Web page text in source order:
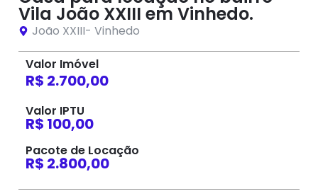
Vila João XXIII em Vinhedo.
João XXIII- Vinhedo
Valor Imóvel
R$ 2.700,00
Valor IPTU
R$ 100,00
Pacote de Locação
R$ 2.800,00